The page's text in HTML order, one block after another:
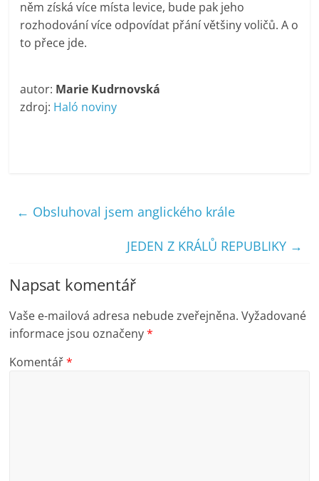
něm získá více místa levice, bude pak jeho
rozhodování více odpovídat přání většiny voličů. A o
to přece jde.
autor: Marie Kudrnovská
zdroj: Haló noviny
← Obsluhoval jsem anglického krále
JEDEN Z KRÁLŮ REPUBLIKY →
Napsat komentář
Vaše e-mailová adresa nebude zveřejněna. Vyžadované
informace jsou označeny*
Komentář*